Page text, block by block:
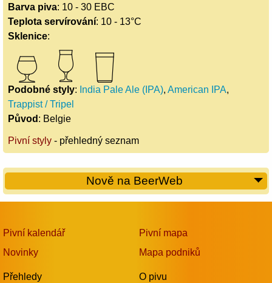
Barva piva: 10 - 30 EBC
Teplota servírování: 10 - 13°C
Sklenice:
Podobné styly: India Pale Ale (IPA), American IPA,
Trappist / Tripel
Původ : Belgie
Pivní styly - přehledný seznam
Nově na BeerWeb
Pivní kalendář
Novinky
Přehledy
Pivní mapa
Mapa podniků
O pivu